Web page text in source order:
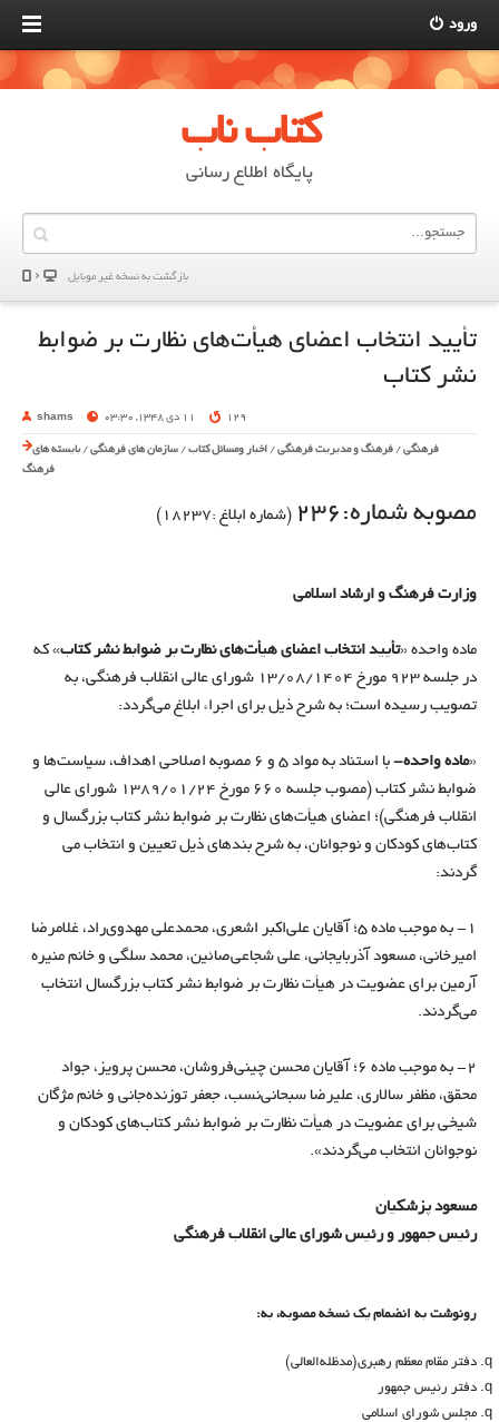
ورود
کتاب ناب
پایگاه اطلاع رسانی
بازگشت به نسخه غير موبایل
تأیید انتخاب اعضای هیأت­‌های نظارت بر ضوابط
نشر کتاب
shams 11 دی 1348, 03:30 129
فرهنگی / فرهنگ و مدیریت فرهنگی / اخبار ومسائل کتاب / سازمان های فرهنگی /بایسته های
فرهنگ
مصوبه شماره:236 (شماره ابلاغ :18237)
وزارت فرهنگ و ارشاد اسلامی
ماده واحده «تأیید انتخاب اعضای هیأت­‌های نظارت بر ضوابط نشر کتاب» که
در جلسه 923 مورخ 13/08/1404 شورای عالی انقلاب فرهنگی، به
تصویب رسیده است؛ به شرح ذيل براي اجراء ابلاغ می­‌گردد:
«ماده واحده-
با استناد به مواد 5 و 6 مصوبه اصلاحی اهداف، سیاست‌ها و
ضوابط نشر کتاب (مصوب جلسه 660 مورخ 24‏‏/01‏‏/1389 شورای عالی
انقلاب فرهنگی)؛ اعضای هیأت‌­های نظارت بر ضوابط نشر کتاب بزرگسال و
کتاب­‌های کودکان و نوجوانان، به شرح بندهای ذیل تعیین و انتخاب می­‌
گردند:
1- به موجب ماده 5؛ آقایان علی‌اکبر اشعری، محمدعلی مهدوی‌راد، غلامرضا
امیرخانی، مسعود آذربایجانی، علی شجاعی‌صائین، محمد سلگی و خانم منیره
آرمین برای عضویت در هیأت نظارت بر ضوابط نشر کتاب بزرگسال انتخاب
می­‌گردند.
2- به موجب ماده 6؛ آقایان محسن چینی‌فروشان، محسن پرویز، جواد
محقق، مظفر سالاری، علیرضا سبحانی‌نسب، جعفر توزنده‌جانی و خانم مژگان
شیخی برای عضویت در هیأت نظارت بر ضوابط نشر کتاب­‌های کودکان و
نوجوانان انتخاب می‌­گردند».
مسعود پزشکیان
رئیس­ جمهور و رئیس شورای عالی انقلاب فرهنگی
رونوشت به انضمام يك نسخه مصوبه، به:
دفتر مقام معظم رهبری(مدظله‌العالی)
دفتر رئیس جمهور
مجلس شورای اسلامی